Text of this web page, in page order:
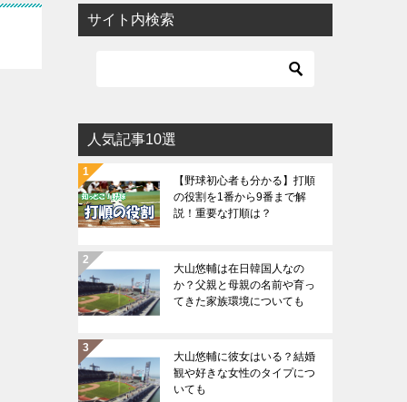
サイト内検索
人気記事10選
【野球初心者も分かる】打順
の役割を1番から9番まで解
説！重要な打順は？
大山悠輔は在日韓国人なの
か？父親と母親の名前や育っ
てきた家族環境についても
大山悠輔に彼女はいる？結婚
観や好きな女性のタイプにつ
いても